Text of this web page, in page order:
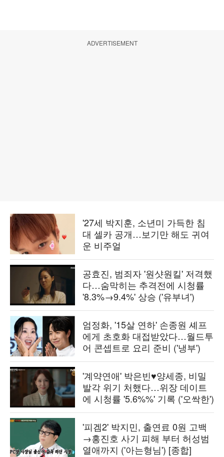
ADVERTISEMENT
'27세 박지훈, 소년미 가득한 침
대 셀카 공개…보기만 해도 귀여
운 비주얼
공효진, 범죄자 '원샷원킬' 저격했
다…숨막히는 추격전에 시청률
'8.3%→9.4%' 상승 ('유부녀')
엄정화, '15살 연하' 손종원 셰프
에게 초호화 대접받았다…월드투
어 콘셉트로 요리 준비 ('냉부')
'계약연애' 박은빈♥양세종, 비밀
발각 위기 처했다…위장 데이트
에 시청률 '5.6%%' 기록 ('오싹한')
'피겜2' 박지민, 출연료 0원 고백
→홍진호 사기 피해 부터 허성범
열애까지 ('아는형님') [종합]